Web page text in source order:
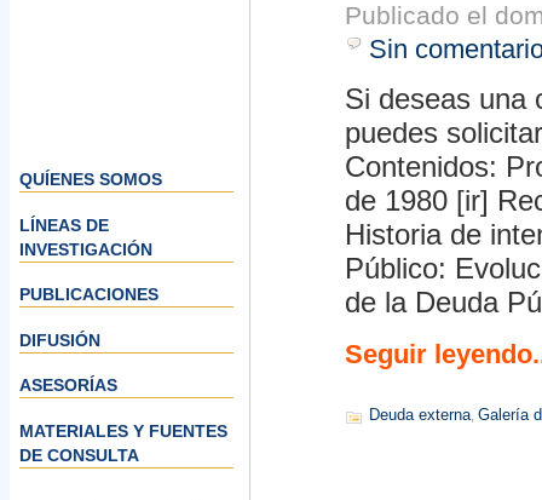
QUÍENES SOMOS
LÍNEAS DE
INVESTIGACIÓN
PUBLICACIONES
DIFUSIÓN
ASESORÍAS
MATERIALES Y FUENTES
DE CONSULTA
Publicado el
Sin
Si deseas una
puedes
Contenidos:
de 1980 [ir]
Historia de
Público:
de la Deuda
Seguir
Deuda externa, Galería